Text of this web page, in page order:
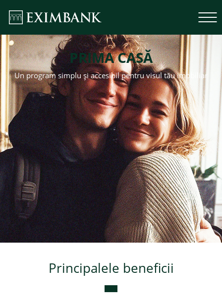
Credite de consum
Credite ipotecare
PRIMA CASĂ
Un program simplu și accesibil pentru visul tău imobiliar
Principalele beneficii